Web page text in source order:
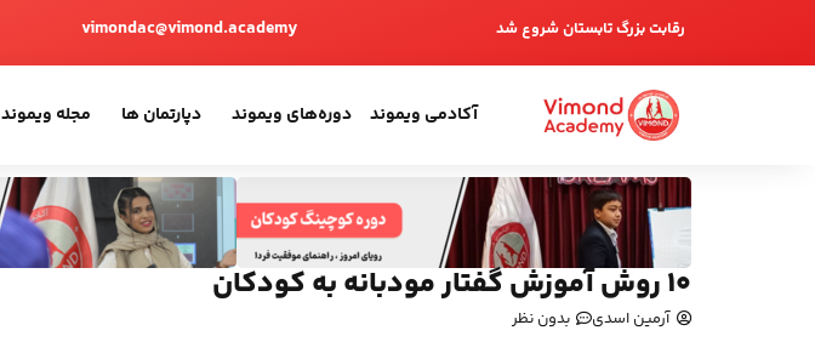
رقابت بزرگ تابستان شروع شد vimondac@vimond.academy
آکادمی ویموند دوره‌های ویموند دپارتمان ها مجله ویموند
10 روش آموزش گفتار مودبانه به کودکان
آرمین اسدی بدون نظر